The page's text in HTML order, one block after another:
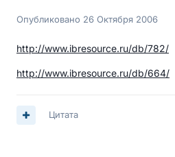
Опубликовано 26 Октября 2006
http://www.ibresource.ru/db/782/
http://www.ibresource.ru/db/664/
Цитата